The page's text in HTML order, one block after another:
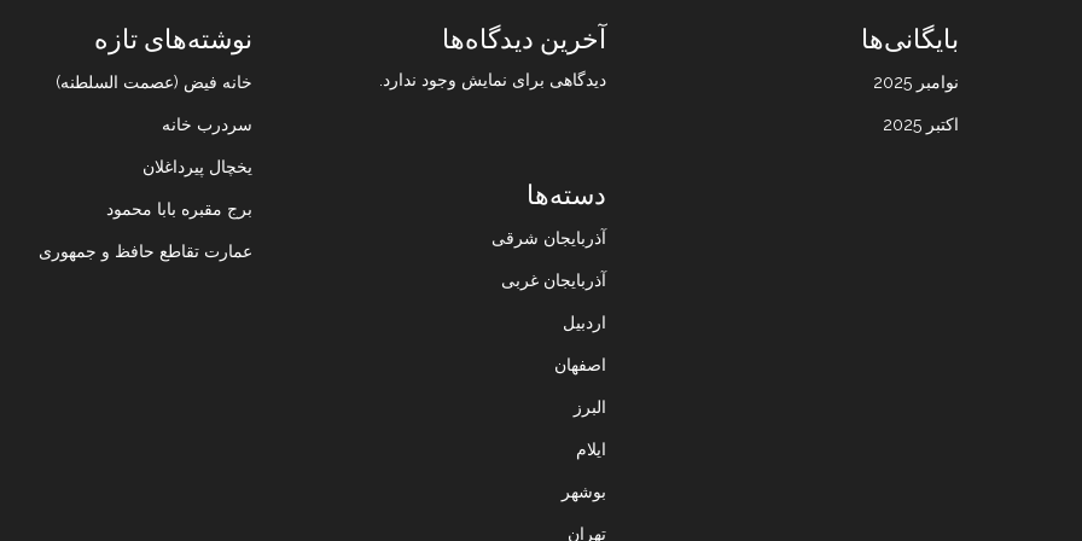
نوشته‌های تازه
خانه فیض (عصمت السلطنه)
سردرب خانه
یخچال پیرداغلان
برج مقبره بابا محمود
عمارت تقاطع حافظ و جمهوری
آخرین دیدگاه‌ها
دیدگاهی برای نمایش وجود ندارد.
بایگانی‌ها
نوامبر 2025
اکتبر 2025
دسته‌ها
آذربایجان شرقی
آذربایجان غربی
اردبیل
اصفهان
البرز
ایلام
بوشهر
تهران